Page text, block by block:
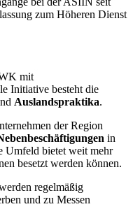
zum Höheren Dienst
mit
Initiative besteht die
Auslandspraktika.
der Region
in
Umfeld bietet weit mehr
besetzt werden können.
regelmäßig
und zu Messen